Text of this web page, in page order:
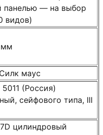
панелью — на выбор
видов)
маус
(Россия)
сейфового типа, III
цилиндровый